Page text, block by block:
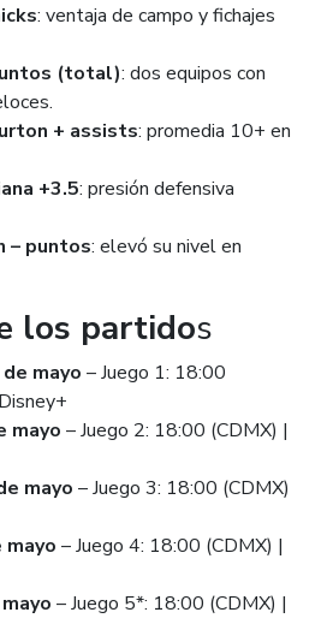
: ventaja de campo y fichajes
(total): dos equipos con
+ assists: promedia 10+ en
+3.5: presión defensiva
– puntos: elevó su nivel en
los partidos
mayo – Juego 1: 18:00
mayo – Juego 2: 18:00 (CDMX) |
mayo – Juego 3: 18:00 (CDMX)
– Juego 4: 18:00 (CDMX) |
– Juego 5*: 18:00 (CDMX) |